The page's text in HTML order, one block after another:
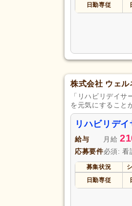
日勤専従
株式会社 ウェル
「リハビリデイ
を元気にすること
リハビリデ
給与 月給
応募要件必須: 看
募集状況
日勤専従